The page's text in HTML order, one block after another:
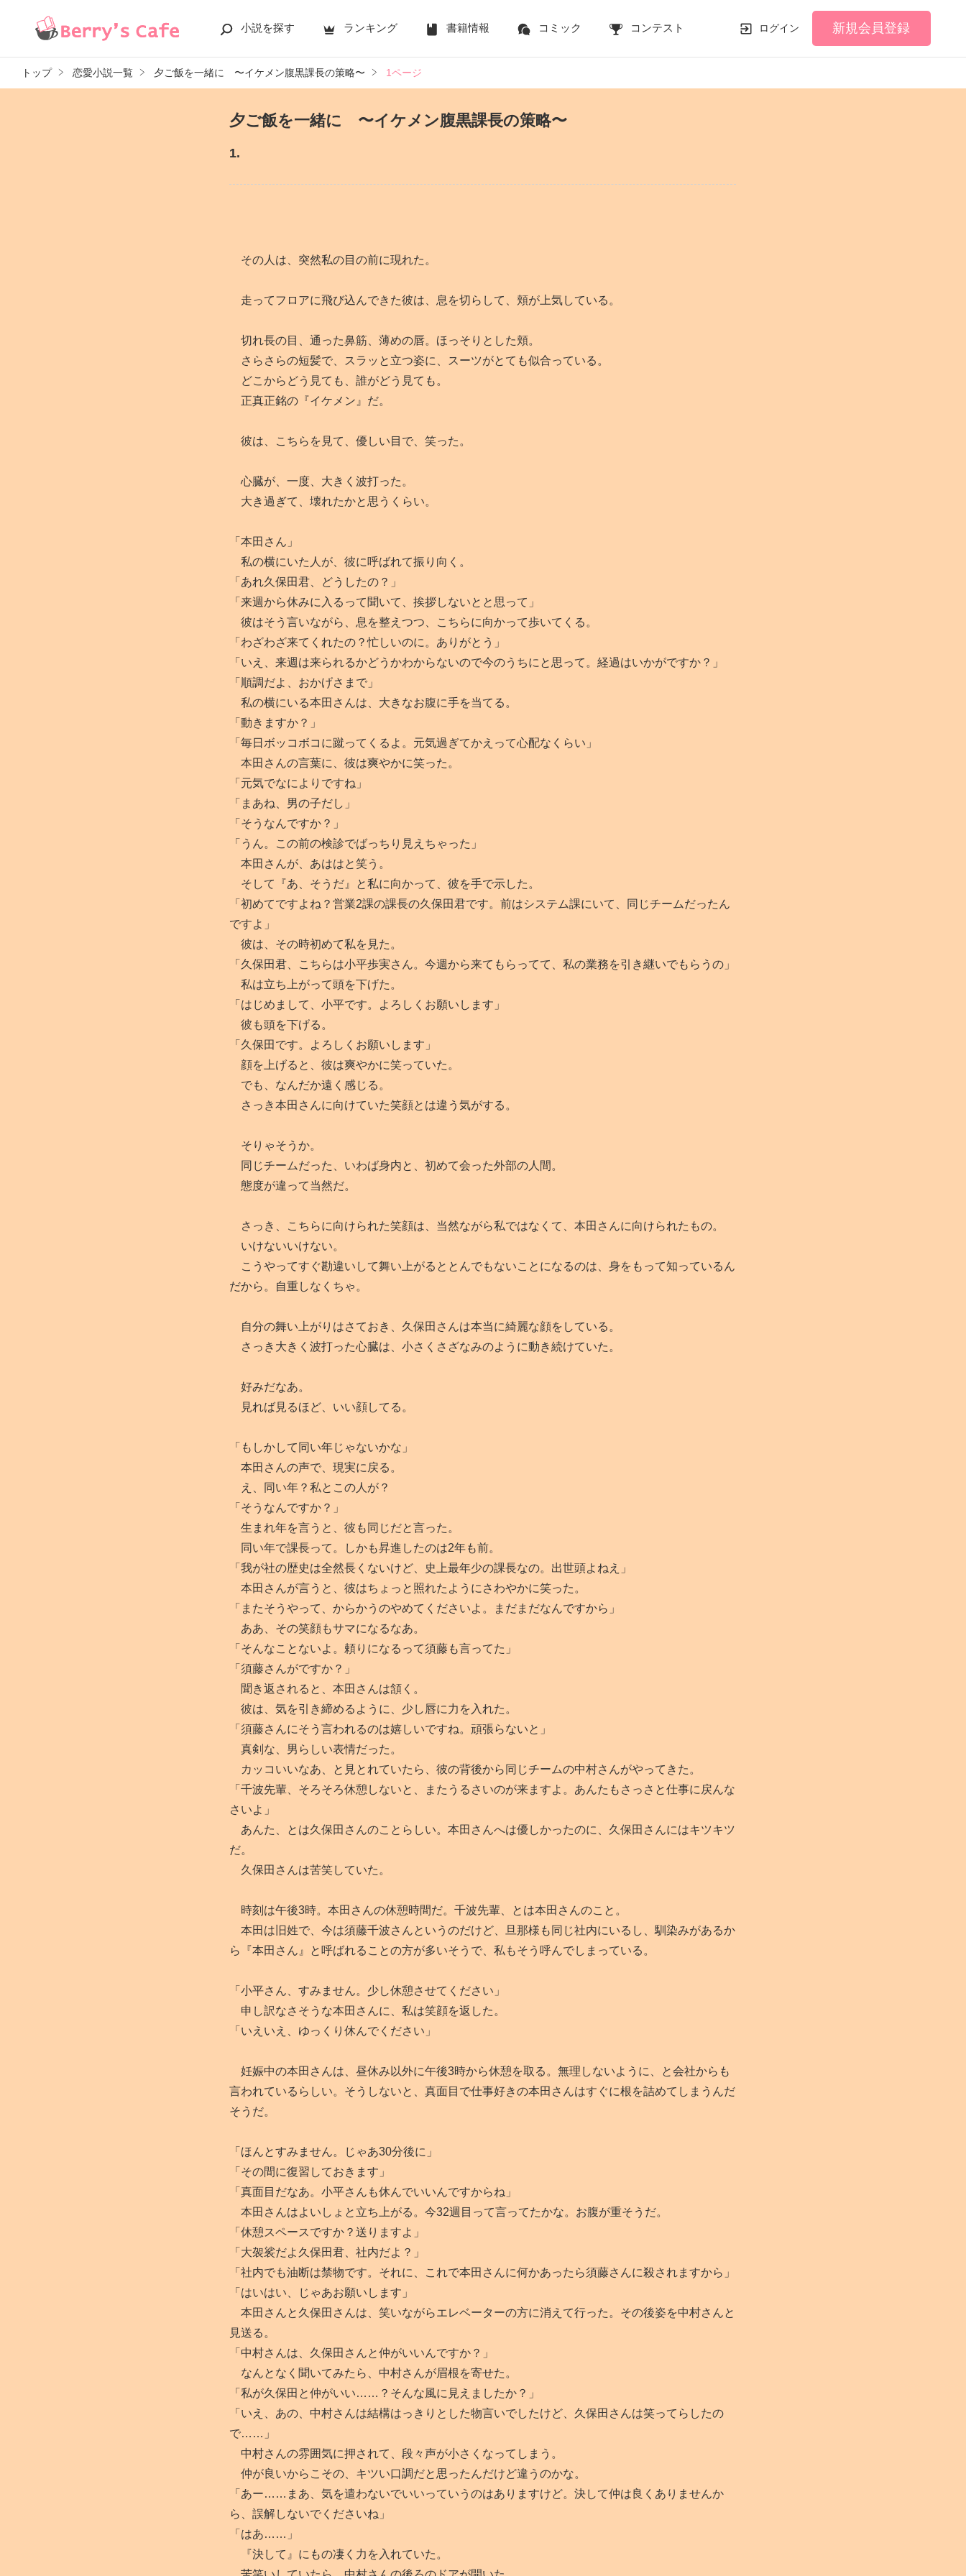
小説を探す ランキング 書籍情報 コミック コンテスト ログイン 新規会員登録
トップ 恋愛小説一覧 夕ご飯を一緒に 〜イケメン腹黒課長の策略〜 1ページ
夕ご飯を一緒に 〜イケメン腹黒課長の策略〜
1.
その人は、突然私の目の前に現れた。
走ってフロアに飛び込んできた彼は、息を切らして、頬が上気している。
切れ長の目、通った鼻筋、薄めの唇。ほっそりとした頬。
さらさらの短髪で、スラッと立つ姿に、スーツがとても似合っている。
どこからどう見ても、誰がどう見ても。
正真正銘の『イケメン』だ。
彼は、こちらを見て、優しい目で、笑った。
心臓が、一度、大きく波打った。
大き過ぎて、壊れたかと思うくらい。
「本田さん」
私の横にいた人が、彼に呼ばれて振り向く。
「あれ久保田君、どうしたの？」
「来週から休みに入るって聞いて、挨拶しないとと思って」
彼はそう言いながら、息を整えつつ、こちらに向かって歩いてくる。
「わざわざ来てくれたの？忙しいのに。ありがとう」
「いえ、来週は来られるかどうかわからないので今のうちにと思って。経過はいかがですか？」
「順調だよ、おかげさまで」
私の横にいる本田さんは、大きなお腹に手を当てる。
「動きますか？」
「毎日ボッコボコに蹴ってくるよ。元気過ぎてかえって心配なくらい」
本田さんの言葉に、彼は爽やかに笑った。
「元気でなによりですね」
「まあね、男の子だし」
「そうなんですか？」
「うん。この前の検診でばっちり見えちゃった」
本田さんが、あははと笑う。
そして『あ、そうだ』と私に向かって、彼を手で示した。
「初めてですよね？営業2課の課長の久保田君です。前はシステム課にいて、同じチームだったん
ですよ」
彼は、その時初めて私を見た。
「久保田君、こちらは小平歩実さん。今週から来てもらってて、私の業務を引き継いでもらうの」
私は立ち上がって頭を下げた。
「はじめまして、小平です。よろしくお願いします」
彼も頭を下げる。
「久保田です。よろしくお願いします」
顔を上げると、彼は爽やかに笑っていた。
でも、なんだか遠く感じる。
さっき本田さんに向けていた笑顔とは違う気がする。
そりゃそうか。
同じチームだった、いわば身内と、初めて会った外部の人間。
態度が違って当然だ。
さっき、こちらに向けられた笑顔は、当然ながら私ではなくて、本田さんに向けられたもの。
いけないいけない。
こうやってすぐ勘違いして舞い上がるととんでもないことになるのは、身をもって知っているん
だから。自重しなくちゃ。
自分の舞い上がりはさておき、久保田さんは本当に綺麗な顔をしている。
さっき大きく波打った心臓は、小さくさざなみのように動き続けていた。
好みだなあ。
見れば見るほど、いい顔してる。
「もしかして同い年じゃないかな」
本田さんの声で、現実に戻る。
え、同い年？私とこの人が？
「そうなんですか？」
生まれ年を言うと、彼も同じだと言った。
同い年で課長って。しかも昇進したのは2年も前。
「我が社の歴史は全然長くないけど、史上最年少の課長なの。出世頭よねえ」
本田さんが言うと、彼はちょっと照れたようにさわやかに笑った。
「またそうやって、からかうのやめてくださいよ。まだまだなんですから」
ああ、その笑顔もサマになるなあ。
「そんなことないよ。頼りになるって須藤も言ってた」
「須藤さんがですか？」
聞き返されると、本田さんは頷く。
彼は、気を引き締めるように、少し唇に力を入れた。
「須藤さんにそう言われるのは嬉しいですね。頑張らないと」
真剣な、男らしい表情だった。
カッコいいなあ、と見とれていたら、彼の背後から同じチームの中村さんがやってきた。
「千波先輩、そろそろ休憩しないと、またうるさいのが来ますよ。あんたもさっさと仕事に戻んな
さいよ」
あんた、とは久保田さんのことらしい。本田さんへは優しかったのに、久保田さんにはキツキツ
だ。
久保田さんは苦笑していた。
時刻は午後3時。本田さんの休憩時間だ。千波先輩、とは本田さんのこと。
本田は旧姓で、今は須藤千波さんというのだけど、旦那様も同じ社内にいるし、馴染みがあるか
ら『本田さん』と呼ばれることの方が多いそうで、私もそう呼んでしまっている。
「小平さん、すみません。少し休憩させてください」
申し訳なさそうな本田さんに、私は笑顔を返した。
「いえいえ、ゆっくり休んでください」
妊娠中の本田さんは、昼休み以外に午後3時から休憩を取る。無理しないように、と会社からも
言われているらしい。そうしないと、真面目で仕事好きの本田さんはすぐに根を詰めてしまうんだ
そうだ。
「ほんとすみません。じゃあ30分後に」
「その間に復習しておきます」
「真面目だなあ。小平さんも休んでいいんですからね」
本田さんはよいしょと立ち上がる。今32週目って言ってたかな。お腹が重そうだ。
「休憩スペースですか？送りますよ」
「大袈裟だよ久保田君、社内だよ？」
「社内でも油断は禁物です。それに、これで本田さんに何かあったら須藤さんに殺されますから」
「はいはい、じゃあお願いします」
本田さんと久保田さんは、笑いながらエレベーターの方に消えて行った。その後姿を中村さんと
見送る。
「中村さんは、久保田さんと仲がいいんですか？」
なんとなく聞いてみたら、中村さんが眉根を寄せた。
「私が久保田と仲がいい……？そんな風に見えましたか？」
「いえ、あの、中村さんは結構はっきりとした物言いでしたけど、久保田さんは笑ってらしたの
で……」
中村さんの雰囲気に押されて、段々声が小さくなってしまう。
仲が良いからこその、キツい口調だと思ったんだけど違うのかな。
「あー……まあ、気を遣わないでいいっていうのはありますけど。決して仲は良くありませんか
ら、誤解しないでくださいね」
「はあ……」
『決して』にもの凄く力を入れていた。